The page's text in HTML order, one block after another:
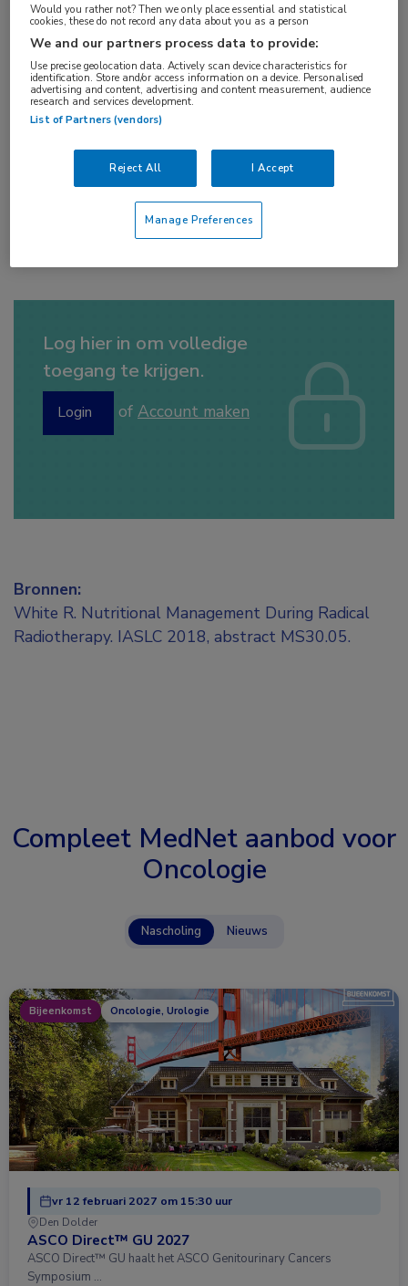
Gewichtsverlies is een veelvoorkomend verschijnsel
bij longkankerpatiënten, zeker als ze radicale
radiotherapie ontvangen, en heeft een negatieve
impact op klinische en patiëntgerelateerde
uitkomsten. Intensieve, op de individuele patiënt
gerichte counseling over voeding is het meest
Log hier in om volledige
toegang te krijgen.
Login of Account maken
Bronnen:
White R. Nutritional Management During Radical
Radiotherapy. IASLC 2018, abstract MS30.05.
Tags:
NSCLC
Compleet MedNet aanbod voor
Oncologie
Nascholing Nieuws
Bijeenkomst Oncologie, Urologie
vr 12 februari 2027 om 15:30 uur
Den Dolder
ASCO Direct™ GU 2027
ASCO Direct™ GU haalt het ASCO Genitourinary Cancers
Symposium …
Would you rather not? Then we only place essential and statistical
cookies, these do not record any data about you as a person
We and our partners process data to provide:
Use precise geolocation data. Actively scan device characteristics for
identification. Store and/or access information on a device. Personalised
advertising and content, advertising and content measurement, audience
research and services development.
List of Partners (vendors)
Reject All I Accept
Manage Preferences